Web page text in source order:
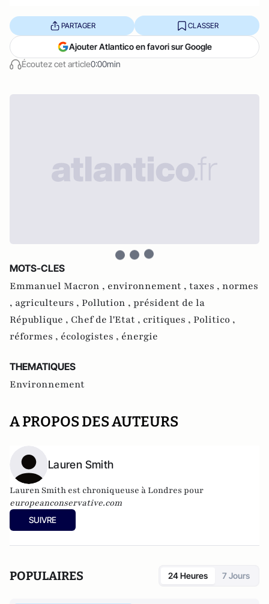
Écoutez cet article0:00min
PARTAGER CLASSER
Ajouter Atlantico en favori sur Google
MOTS-CLES
Emmanuel Macron , environnement , taxes , normes
, agriculteurs , Pollution , président de la
République , Chef de l'Etat , critiques , Politico ,
réformes , écologistes , énergie
THEMATIQUES
Environnement
A PROPOS DES AUTEURS
Lauren Smith
Lauren Smith est chroniqueuse à Londres pour
europeanconservative.com
SUIVRE
POPULAIRES 24 Heures 7 Jours